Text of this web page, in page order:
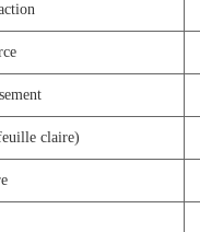
claire)